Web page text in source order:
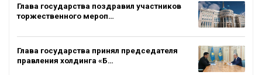
Глава государства поздравил участников
торжественного мероп…
Глава государства принял председателя
правления холдинга «Б…